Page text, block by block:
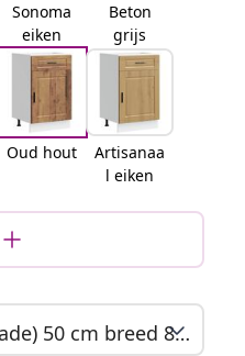
Sonoma
eiken
Beton
grijs
Oud hout
Artisanaa
l eiken
1x onderkast (1 deur en 1 lade) 50 cm breed 81,5 cm hoog